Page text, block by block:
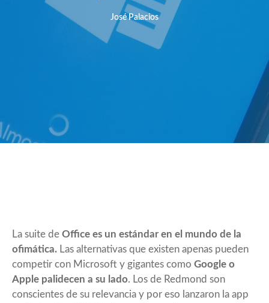
José Palacios
La suite de Office es un estándar en el mundo de la
ofimática. Las alternativas que existen apenas pueden
competir con Microsoft y gigantes como Google o
Apple palidecen a su lado. Los de Redmond son
conscientes de su relevancia y por eso lanzaron la app